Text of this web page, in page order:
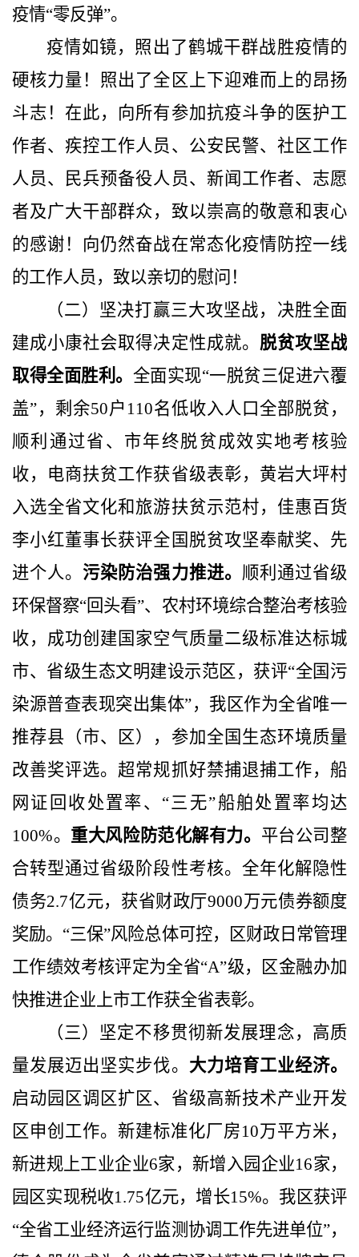
疫情“零反弹”。
疫情如镜，照出了鹤城干群战胜疫情的
硬核力量！照出了全区上下迎难而上的昂扬
斗志！在此，向所有参加抗疫斗争的医护工
作者、疾控工作人员、公安民警、社区工作
人员、民兵预备役人员、新闻工作者、志愿
者及广大干部群众，致以崇高的敬意和衷心
的感谢！向仍然奋战在常态化疫情防控一线
的工作人员，致以亲切的慰问！
（二）坚决打赢三大攻坚战，决胜全面
建成小康社会取得决定性成就。 脱贫攻坚战
取得全面胜利。 全面实现“一脱贫三促进六覆
盖”，剩余50户 110名低收入人口全部脱贫，
顺利通过省、市年终脱贫成效实地考核验
收，电商扶贫工作获省级表彰，黄岩大坪村
入选全省文化和旅游扶贫示范村，佳惠百货
李小红董事长获评全国脱贫攻坚奉献奖、先
进个人。污染防治强力推进。 顺利通过省级
环保督察“回头看”、农村环境综合整治考核验
收，成功创建国家空气质量二级标准达标城
市、省级生态文明建设示范区，获评“全国污
染源普查表现突出集体”，我区作为全省唯一
推荐县（市、区），参加全国生态环境质量
改善奖评选。超常规抓好禁捕退捕工作，船
网证回收处置率、“三无”船舶处置率均达
100%。 重大风险防范化解有力。 平台公司整
合转型通过省级阶段性考核。全年化解隐性
债务2.7亿元， 获省财政厅9000万元债券额度
奖励。“三保”风险总体可控，区财政日常管理
工作绩效考核评定为全省“A”级，区金融办加
快推进企业上市工作获全省表彰。
（三）坚定不移贯彻新发展理念，高质
量发展迈出坚实步伐。 大力培育工业经济。
启动园区调区扩区、省级高新技术产业开发
区申创工作。 新建标准化厂房10万平方米，
新进规上工业企业6家，新增入园企业16家，
园区实现税收1.75亿元，增长15%。我区获评
“全省工业经济运行监测协调工作先进单位”，